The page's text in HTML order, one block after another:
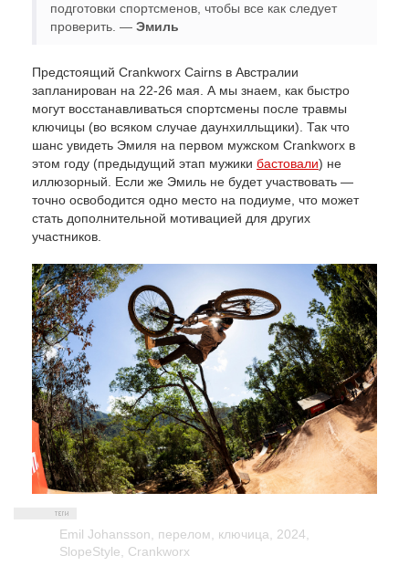
подготовки спортсменов, чтобы все как следует
проверить. — Эмиль
Предстоящий Crankworx Cairns в Австралии
запланирован на 22-26 мая. А мы знаем, как быстро
могут восстанавливаться спортсмены после травмы
ключицы (во всяком случае даунхилльщики). Так что
шанс увидеть Эмиля на первом мужском Crankworx в
этом году (предыдущий этап мужики бастовали) не
иллюзорный. Если же Эмиль не будет участвовать —
точно освободится одно место на подиуме, что может
стать дополнительной мотивацией для других
участников.
Emil Johansson, перелом, ключица, 2024,
SlopeStyle, Crankworx